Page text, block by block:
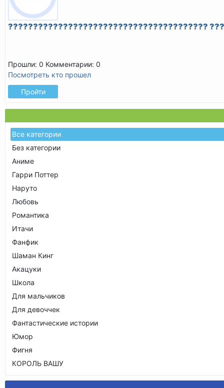
????????????????????????????????????????
Прошли: 0 Комментарии: 0
Посмотреть кто прошел
Пройти
Все категории
Без категории
Аниме
Гарри Поттер
Наруто
Любовь
Романтика
Итачи
Фанфик
Шаман Кинг
Акацуки
Школа
Для мальчиков
Для девоччек
Фантастические истории
Юмор
Фигня
КОРОЛЬ ВАШУ